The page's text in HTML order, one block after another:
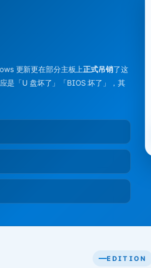
更新更在部分主板上正式吊销了这
是「U 盘坏了」「BIOS 坏了」，其
EDITION